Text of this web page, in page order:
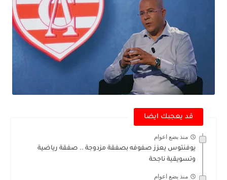
قد يعجبك ايضا
منذ بضع اعوام
يوفنتوس يعزز صفوفه بصفقة مزدوجة .. صفقة رياضية
وتسويقية ناجحة
منذ بضع اعوام